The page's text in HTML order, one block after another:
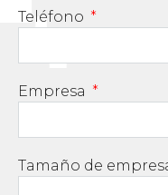
Teléfono
Empresa
Tamaño de